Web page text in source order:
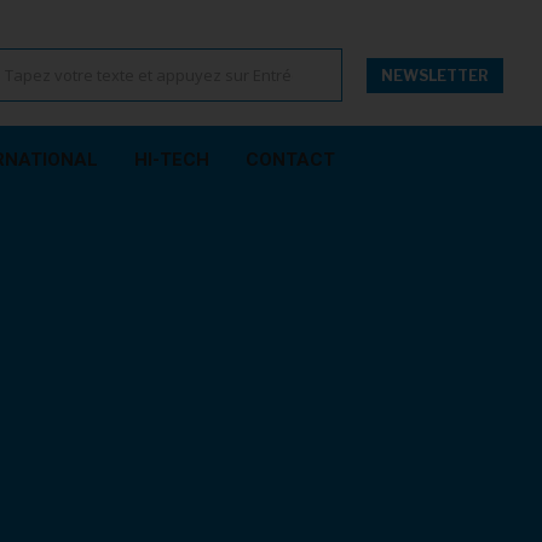
NEWSLETTER
HI-TECH CONTACT